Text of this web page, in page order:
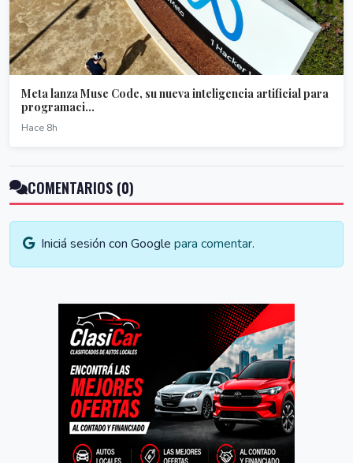
Meta lanza Muse Code, su nueva inteligencia artificial para
programaci...
Hace 8h
COMENTARIOS (0)
Iniciá sesión con Google para comentar.